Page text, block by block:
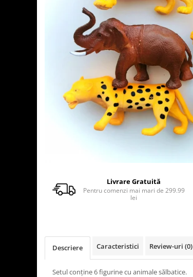
Livrare Gratuită
Pentru comenzi mai mari de 299.99
lei
Descriere Caracteristici Review-uri (0)
Setul conţine 6 figurine cu animale sălbatice.